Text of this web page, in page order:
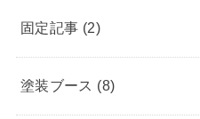
固定記事 (2)
塗装ブース (8)